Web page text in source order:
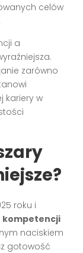
celów
a
zarówno
kariery w
roku i
kompetencji
naciskiem
gotowość